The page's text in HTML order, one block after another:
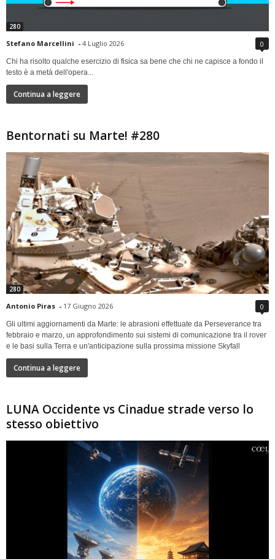
280
Stefano Marcellini - 4 Luglio 2026 0
Chi ha risolto qualche esercizio di fisica sa bene che chi ne capisce a fondo il
testo è a metà dell'opera...
Continua a leggere
Bentornati su Marte! #280
280
Antonio Piras - 17 Giugno 2026 0
Gli ultimi aggiornamenti da Marte: le abrasioni effettuate da Perseverance tra
febbraio e marzo, un approfondimento sui sistemi di comunicazione tra il rover
e le basi sulla Terra e un'anticipazione sulla prossima missione Skyfall
Continua a leggere
LUNA Occidente vs Cinadue strade verso lo
stesso obiettivo